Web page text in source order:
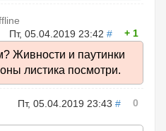
Пт, 05.04.2019 23:42 # 1
Живности и паутинки
листика посмотри.
Пт, 05.04.2019 23:43 # 0